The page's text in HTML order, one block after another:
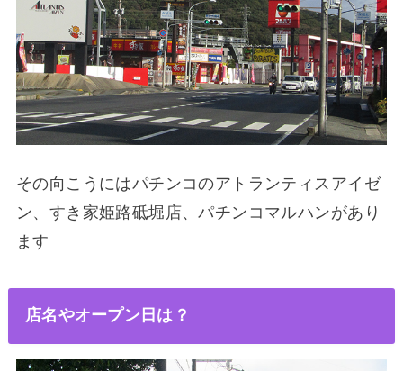
その向こうにはパチンコのアトランティスアイゼ
ン、すき家姫路砥堀店、パチンコマルハンがあり
ます
店名やオープン日は？